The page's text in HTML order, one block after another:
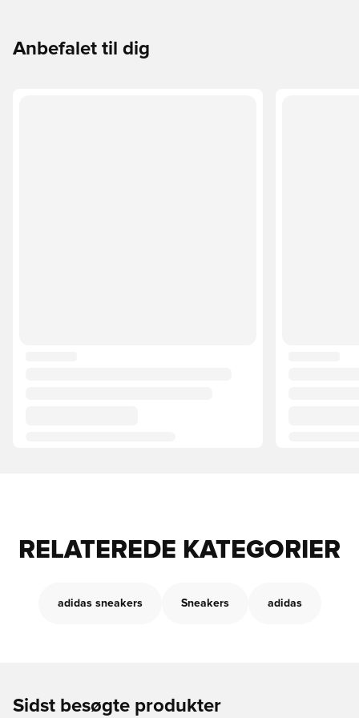
Anbefalet til dig
RELATEREDE KATEGORIER
adidas sneakers Sneakers adidas
Sidst besøgte produkter